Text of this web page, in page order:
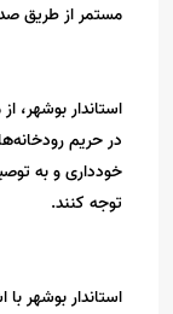
مستمر از طریق
استاندار بوشهر،
در حریم
خودداری و به
توجه کنند.
استاندار بوشهر